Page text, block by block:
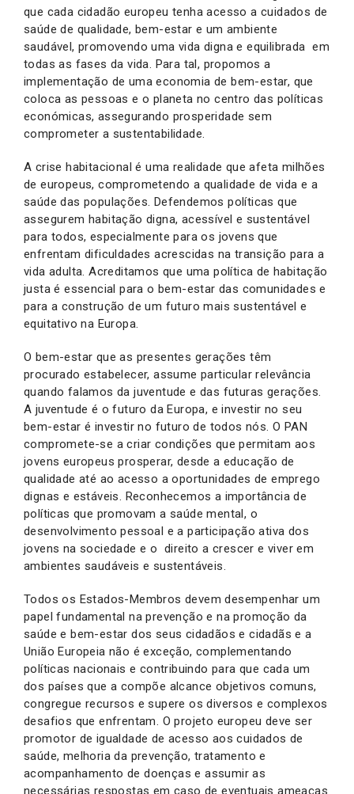
que cada cidadão europeu tenha acesso a cuidados de
saúde de qualidade, bem-estar e um ambiente
saudável, promovendo uma vida digna e equilibrada em
todas as fases da vida. Para tal, propomos a
implementação de uma economia de bem-estar, que
coloca as pessoas e o planeta no centro das políticas
económicas, assegurando prosperidade sem
comprometer a sustentabilidade.
A crise habitacional é uma realidade que afeta milhões
de europeus, comprometendo a qualidade de vida e a
saúde das populações. Defendemos políticas que
assegurem habitação digna, acessível e sustentável
para todos, especialmente para os jovens que
enfrentam dificuldades acrescidas na transição para a
vida adulta. Acreditamos que uma política de habitação
justa é essencial para o bem-estar das comunidades e
para a construção de um futuro mais sustentável e
equitativo na Europa.
O bem-estar que as presentes gerações têm
procurado estabelecer, assume particular relevância
quando falamos da juventude e das futuras gerações.
A juventude é o futuro da Europa, e investir no seu
bem-estar é investir no futuro de todos nós. O PAN
compromete-se a criar condições que permitam aos
jovens europeus prosperar, desde a educação de
qualidade até ao acesso a oportunidades de emprego
dignas e estáveis. Reconhecemos a importância de
políticas que promovam a saúde mental, o
desenvolvimento pessoal e a participação ativa dos
jovens na sociedade e o direito a crescer e viver em
ambientes saudáveis e sustentáveis.
Todos os Estados-Membros devem desempenhar um
papel fundamental na prevenção e na promoção da
saúde e bem-estar dos seus cidadãos e cidadãs e a
União Europeia não é exceção, complementando
políticas nacionais e contribuindo para que cada um
dos países que a compõe alcance objetivos comuns,
congregue recursos e supere os diversos e complexos
desafios que enfrentam. O projeto europeu deve ser
promotor de igualdade de acesso aos cuidados de
saúde, melhoria da prevenção, tratamento e
acompanhamento de doenças e assumir as
necessárias respostas em caso de eventuais ameaças